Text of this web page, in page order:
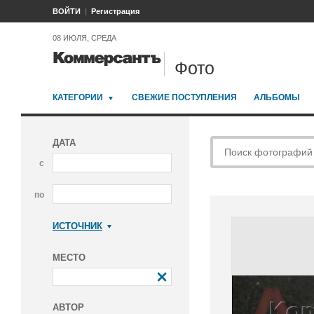
ВОЙТИ Регистрация
08 ИЮЛЯ, СРЕДА
Фото
КАТЕГОРИИ СВЕЖИЕ ПОСТУПЛЕНИЯ АЛЬБОМЫ
ДАТА
с
по
ИСТОЧНИК
МЕСТО
АВТОР